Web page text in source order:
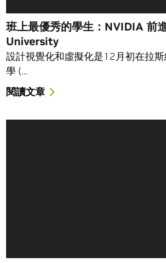
班上最優秀的學生：NVIDIA 前
University
設計視覺化和虛擬化是12月初在拉
學 (…
閱讀文章